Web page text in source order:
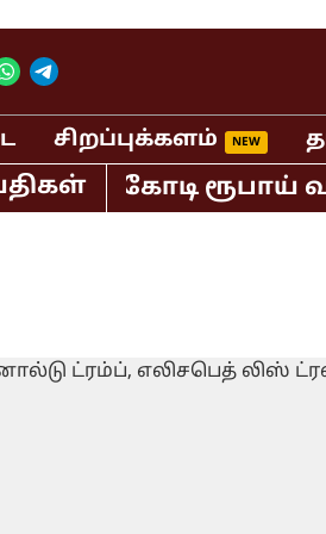
சிறப்புக்களம்
400 கோடி ரூபாய்